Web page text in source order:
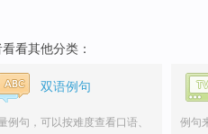
看其他分类：
双语例句
例句，可以按难度查看口语、
例句